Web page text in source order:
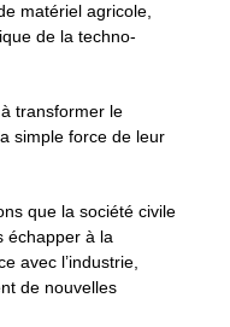
matériel agricole,
de la techno-
transformer le
simple force de leur
que la société civile
échapper à la
avec l’industrie,
de nouvelles